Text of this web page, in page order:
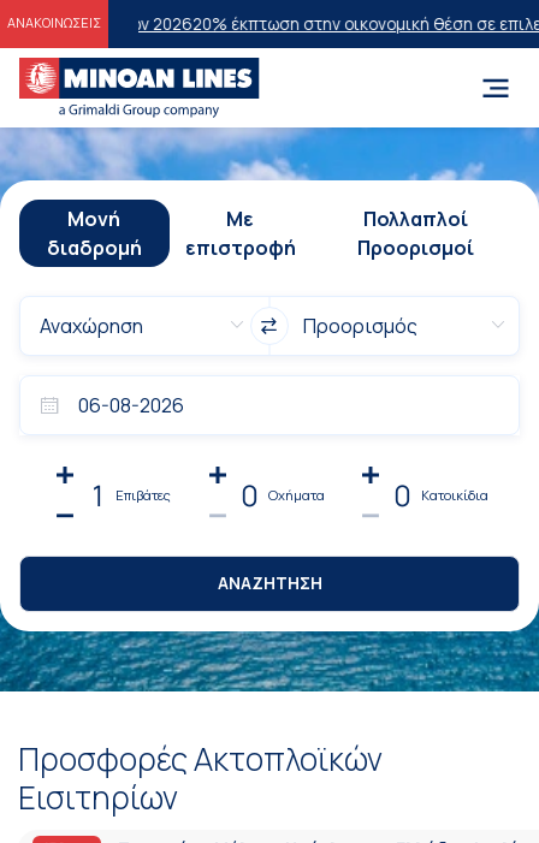
ΑΝΑΚΟΙΝΩΣΕΙΣ
202620% έκπτωση στην οικονομική θέση σε επιλεγμένα
Μονή
διαδρομή
Με
επιστροφή
Πολλαπλοί
Προορισμοί
1 Επιβάτες 0 Οχήματα 0 Κατοικίδια
ΑΝΑΖΗΤΗΣΗ
Προσφορές Ακτοπλοϊκών
Εισιτηρίων